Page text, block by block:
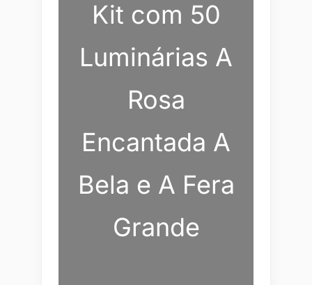
Kit com 50
Luminárias A
Rosa
Encantada A
Bela e A Fera
Grande